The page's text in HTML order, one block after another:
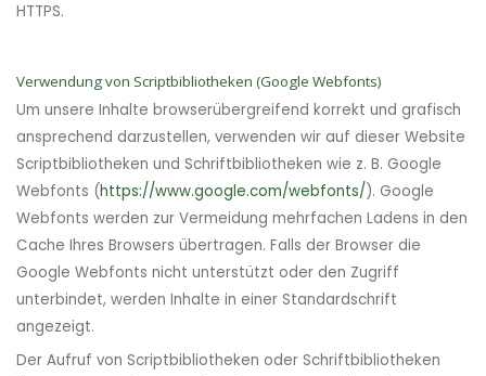
HTTPS.
Verwendung von Scriptbibliotheken (Google Webfonts)
Um unsere Inhalte browserübergreifend korrekt und grafisch
ansprechend darzustellen, verwenden wir auf dieser Website
Scriptbibliotheken und Schriftbibliotheken wie z. B. Google
Webfonts (https://www.google.com/webfonts/). Google
Webfonts werden zur Vermeidung mehrfachen Ladens in den
Cache Ihres Browsers übertragen. Falls der Browser die
Google Webfonts nicht unterstützt oder den Zugriff
unterbindet, werden Inhalte in einer Standardschrift
angezeigt.
Der Aufruf von Scriptbibliotheken oder Schriftbibliotheken